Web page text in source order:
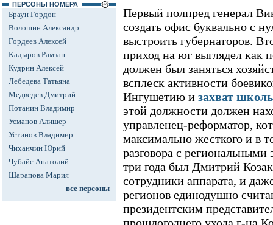
ПЕРСОНЫ НОМЕРА
Браун Гордон
Волошин Александр
Гордеев Алексей
Кадыров Рамзан
Кудрин Алексей
Лебедева Татьяна
Медведев Дмитрий
Потанин Владимир
Усманов Алишер
Устинов Владимир
Чиханчин Юрий
Чубайс Анатолий
Шарапова Мария
все персоны
Первый полпред генерал
создать офис буквально с
выстроить губернаторов.
приход на юг выглядел как
должен был заняться
всплеск активности
Ингушетию и захват
этой должности должен
управленец-реформатор,
максимально жесткого и в
разговора с
три года был Дмитрий
сотрудники аппарата, и
регионов единодушно
президентским